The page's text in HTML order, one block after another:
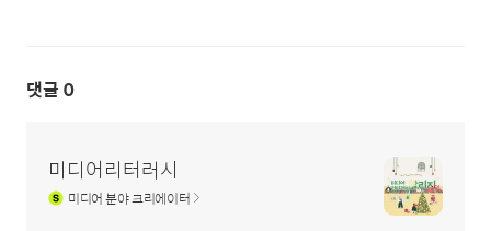
댓글 0
미디어리터러시
미디어분야 크리에이터